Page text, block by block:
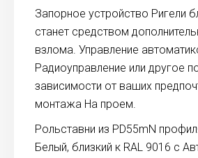
Запорное устройство Ригели
станет средством
взлома. Управление
Радиоуправление или другое
зависимости от ваших
монтажа На проем.
Рольставни из PD55mN
Белый, близкий к RAL 9016 с